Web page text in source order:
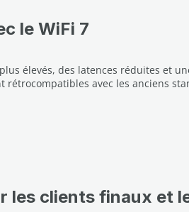
le WiFi 7
élevés, des latences réduites
avec les anciens
les clients finaux et